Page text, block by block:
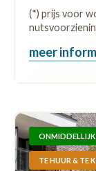
(*) prijs voor
meer
ONMIDDELLIJK
TE HUUR & TE